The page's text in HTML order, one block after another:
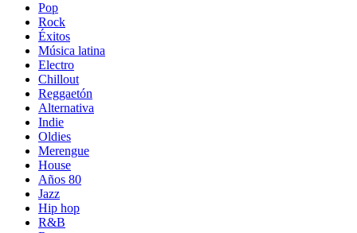
Pop
Rock
Éxitos
Música latina
Electro
Chillout
Reggaetón
Alternativa
Indie
Oldies
Merengue
House
Años 80
Jazz
Hip hop
R&B